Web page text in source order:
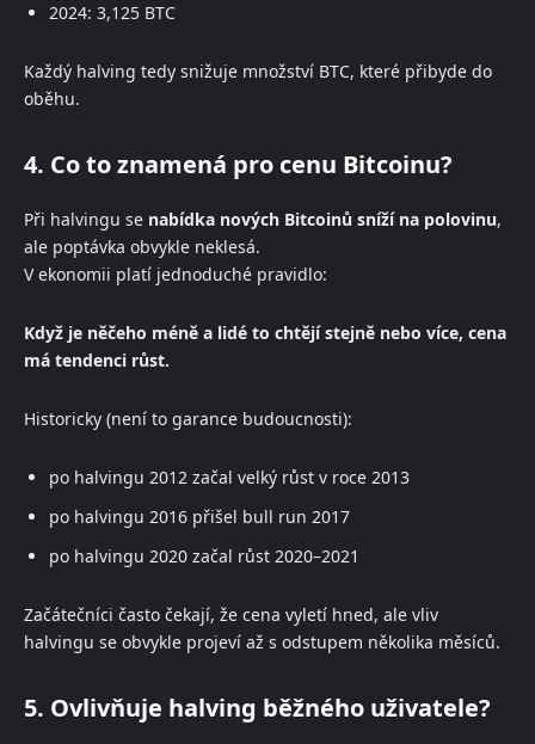
2024: 3,125 BTC
Každý halving tedy snižuje množství BTC, které přibyde do
oběhu.
4. Co to znamená pro cenu Bitcoinu?
Při halvingu se nabídka nových Bitcoinů sníží na polovinu,
ale poptávka obvykle neklesá.
V ekonomii platí jednoduché pravidlo:
Když je něčeho méně a lidé to chtějí stejně nebo více, cena
má tendenci růst.
Historicky (není to garance budoucnosti):
po halvingu 2012 začal velký růst v roce 2013
po halvingu 2016 přišel bull run 2017
po halvingu 2020 začal růst 2020–2021
Začátečníci často čekají, že cena vyletí hned, ale vliv
halvingu se obvykle projeví až s odstupem několika měsíců.
5. Ovlivňuje halving běžného uživatele?